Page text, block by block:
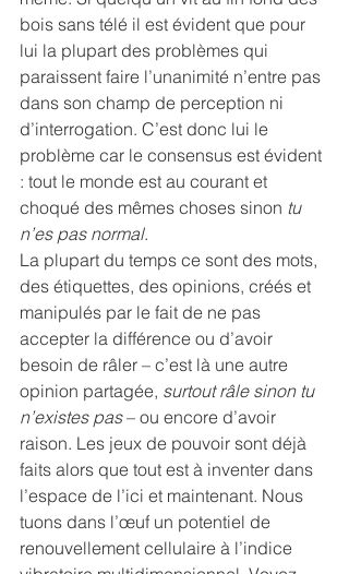
bois sans télé il est évident que pour
lui la plupart des problèmes qui
paraissent faire l’unanimité n’entre pas
dans son champ de perception ni
d’interrogation. C’est donc lui le
problème car le consensus est évident
: tout le monde est au courant et
choqué des mêmes choses sinon tu
n’es pas normal.
La plupart du temps ce sont des mots,
des étiquettes, des opinions, créés et
manipulés par le fait de ne pas
accepter la différence ou d’avoir
besoin de râler – c’est là une autre
opinion partagée, surtout râle sinon tu
n’existes pas – ou encore d’avoir
raison. Les jeux de pouvoir sont déjà
faits alors que tout est à inventer dans
l’espace de l’ici et maintenant. Nous
tuons dans l’œuf un potentiel de
renouvellement cellulaire à l’indice